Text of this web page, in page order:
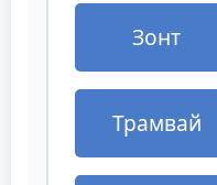
Зонт
Трамвай